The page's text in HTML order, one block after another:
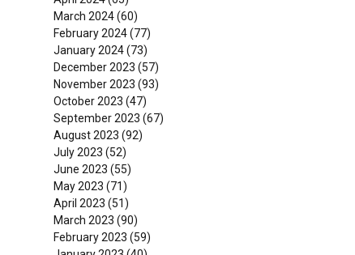
March 2024(60)
February 2024(77)
January 2024(73)
December 2023 (57)
November 2023 (93)
October 2023 (47)
September 2023 (67)
August 2023 (92)
July 2023 (52)
June 2023 (55)
May 2023 (71)
April 2023 (51)
March 2023 (90)
February 2023 (59)